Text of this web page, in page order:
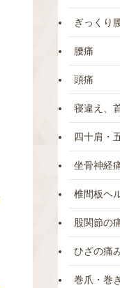
ぎっくり
腰痛
頭痛
寝違え、
四十肩・
坐骨神経
椎間板ヘ
股関節の
ひざの痛
巻爪・巻